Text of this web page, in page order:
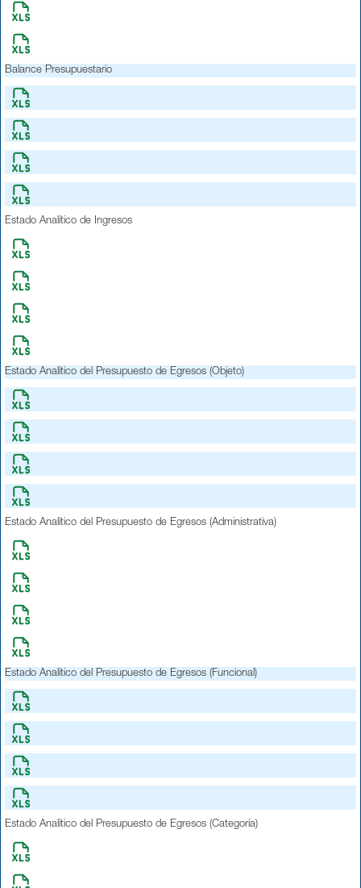
Balance Presupuestario
Estado Analítico de Ingresos
Estado Analítico del Presupuesto de Egresos (Objeto)
Estado Analítico del Presupuesto de Egresos (Administrativa)
Estado Analítico del Presupuesto de Egresos (Funcional)
Estado Analítico del Presupuesto de Egresos (Categoría)